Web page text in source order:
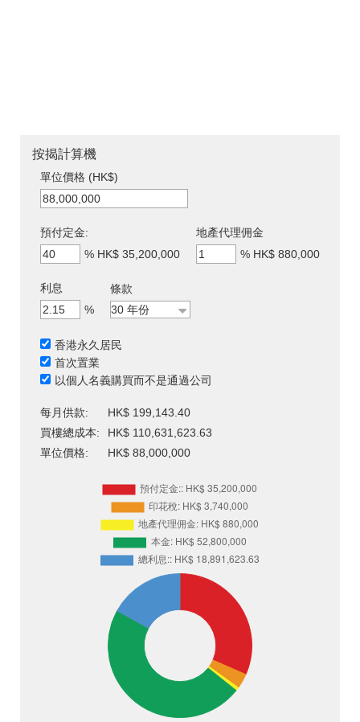
按揭計算機
單位價格 (HK$)
預付定金:
% HK$ 35,200,000
地產代理佣金
% HK$ 880,000
利息
%
條款
香港永久居民
首次置業
以個人名義購買而不是通過公司
每月供款:
HK$ 199,143.40
買樓總成本:
HK$ 110,631,623.63
單位價格:
HK$ 88,000,000